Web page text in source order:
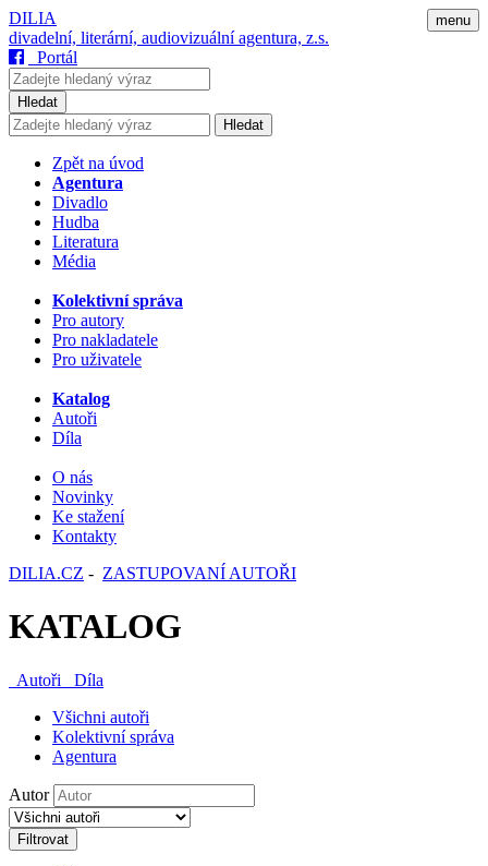
menu
DILIA
divadelní, literární, audiovizuální agentura, z.s.
Portál
Hledat
Hledat
Zpět na úvod
Agentura
Divadlo
Hudba
Literatura
Média
Kolektivní správa
Pro autory
Pro nakladatele
Pro uživatele
Katalog
Autoři
Díla
O nás
Novinky
Ke stažení
Kontakty
DILIA.CZ - ZASTUPOVANÍ AUTOŘI
KATALOG
Autoři
Díla
Všichni autoři
Kolektivní správa
Agentura
Autor
Filtrovat